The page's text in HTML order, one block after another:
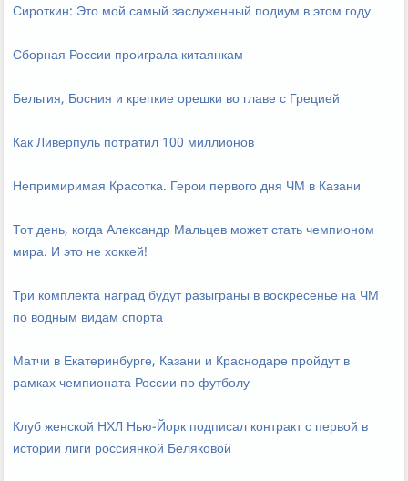
Сироткин: Это мой самый заслуженный подиум в этом году
Сборная России проиграла китаянкам
Бельгия, Босния и крепкие орешки во главе с Грецией
Как Ливерпуль потратил 100 миллионов
Непримиримая Красотка. Герои первого дня ЧМ в Казани
Тот день, когда Александр Мальцев может стать чемпионом
мира. И это не хоккей!
Три комплекта наград будут разыграны в воскресенье на ЧМ
по водным видам спорта
Матчи в Екатеринбурге, Казани и Краснодаре пройдут в
рамках чемпионата России по футболу
Клуб женской НХЛ Нью-Йорк подписал контракт с первой в
истории лиги россиянкой Беляковой